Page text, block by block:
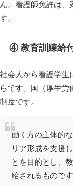
ん。看護師免許は、
す。
④ 教育訓練給
社会人から看護学生
らです。国（厚生労
制度です。
働く方の主体的
リア形成を支援
とを目的とし、
給されるものです